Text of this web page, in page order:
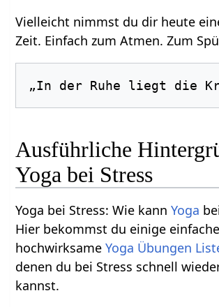
Vielleicht nimmst du dir heute
Zeit. Einfach zum Atmen. Zum
Ausführliche
Yoga bei Stress
Yoga bei Stress: Wie kannYoga
Hier bekommst du einige
hochwirksameYoga Übungen
denen du bei Stress schnell
kannst.